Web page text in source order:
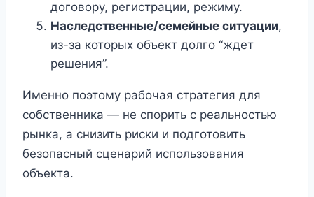
договору, регистрации, режиму.
Наследственные/семейные ситуации,
из-за которых объект долго “ждет
решения”.
Именно поэтому рабочая стратегия для
собственника — не спорить с реальностью
рынка, а снизить риски и подготовить
безопасный сценарий использования
объекта.